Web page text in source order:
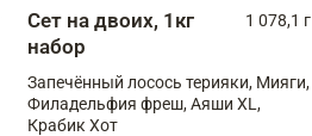
Сет на двоих, 1кг
набор
1 078,1 г
Запечённый лосось терияки, Мияги,
Филадельфия фреш, Аяши XL,
Крабик Хот